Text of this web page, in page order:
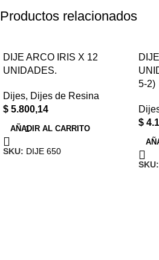
Productos relacionados
DIJE ARCO IRIS X 12
UNIDADES.
Dijes, Dijes de Resina
$ 5.800,14
AÑADIR AL CARRITO
SKU: DIJE 650
5-2)
$
SKU: